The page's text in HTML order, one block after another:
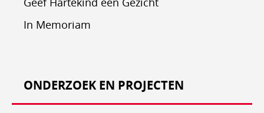
In Memoriam
ONDERZOEK EN PROJECTEN